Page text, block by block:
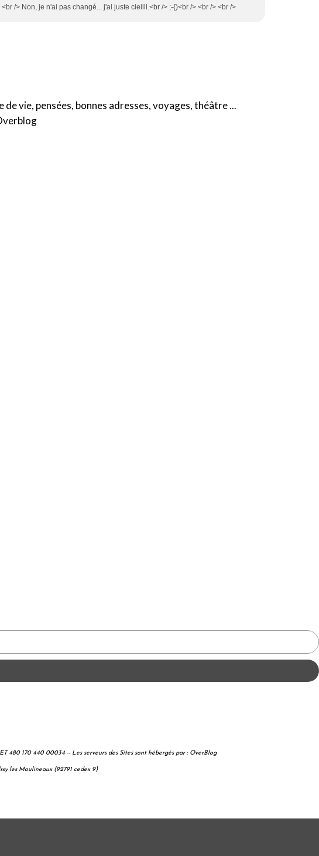
<br /> Non, je n'ai pas changé... j'ai juste cieilli.<br /> ;-{)<br /> <br /> <br />
vie, pensées, bonnes adresses, voyages, théâtre ...
480 170 440 00034 -- Les serveurs des Sites sont hébergés par : OverBlog
les Moulineaux (92791 cedex 9)